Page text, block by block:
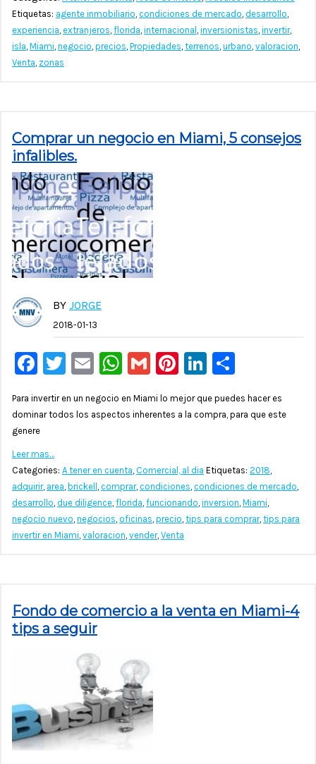
Etiquetas: agente inmobiliario, condiciones de mercado, desarrollo,
experiencia, extranjeros, florida, internacional , inversionistas, invertir,
isla, Miami, negocio, precios, Propiedades, terrenos, urbano, valoracion,
Venta, zonas
Comprar un negocio en Miami, 5 consejos
infalibles.
BY JORGE
2018-01-13
Facebook
Twitter
EmailWhatsApp
GmailPinterest
LinkedIn
Para invertir en un negocio en Miami lo mejor que puedes hacer es
dominar todos los aspectos inherentes a la compra, para que este
genere
Leer mas…
Categories: A tener en cuenta, Comercial, al dia Etiquetas: 2018,
adquirir, area, brickell , comprar, condiciones, condiciones de mercado,
desarrollo, due diligence, florida, funcionando, inversion, Miami,
negocio nuevo, negocios, oficinas, precio, tips para comprar, tips para
invertir en Miami, valoracion, vender, Venta
Fondo de comercio a la venta en Miami-4
tips a seguir